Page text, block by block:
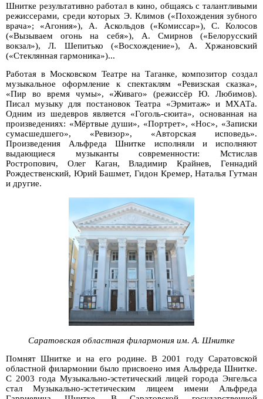
Шнитке результативно работал в кино, общаясь с талантливыми
режиссерами, среди которых Э. Климов («Похождения зубного
врача»; «Агония»), А. Аскольдов («Комиссар»), С. Колосов
(«Вызываем огонь на себя»), А. Смирнов («Белорусский
вокзал»), Л. Шепитько («Восхождение»), А. Хржановский
(«Стеклянная гармоника»)...
Работая в Московском Театре на Таганке, композитор создал
музыкальное оформление к спектаклям «Ревизская сказка»,
«Пир во время чумы», «Живаго» (режиссёр Ю. Любимов).
Писал музыку для постановок Театра «Эрмитаж» и МХАТа.
Одним из шедевров является «Гоголь-сюита», основанная на
произведениях: «Мёртвые души», «Портрет», «Нос», «Записки
сумасшедшего», «Ревизор», «Авторская исповедь».
Произведения Альфреда Шнитке исполняли и исполняют
выдающиеся музыканты современности: Мстислав
Ростропович, Олег Каган, Владимир Крайнев, Геннадий
Рождественский, Юрий Башмет, Гидон Кремер, Наталья Гутман
и другие.
Саратовская областная филармония им. А. Шнитке
Помнят Шнитке и на его родине. В 2001 году Саратовской
областной филармонии было присвоено имя Альфреда Шнитке.
С 2003 года Музыкально-эстетический лицей города Энгельса
стал Музыкально-эстетическим лицеем имени Альфреда